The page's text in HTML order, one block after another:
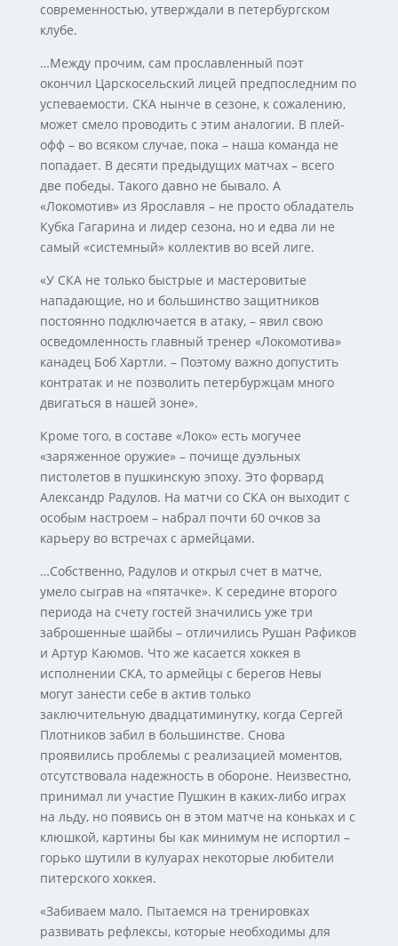
современностью, утверждали в петербургском
клубе.
…Между прочим, сам прославленный поэт
окончил Царскосельский лицей предпоследним по
успеваемости. СКА нынче в сезоне, к сожалению,
может смело проводить с этим аналогии. В плей-
офф – во всяком случае, пока – наша команда не
попадает. В десяти предыдущих матчах – всего
две победы. Такого давно не бывало. А
«Локомотив» из Ярославля – не просто обладатель
Кубка Гагарина и лидер сезона, но и едва ли не
самый «системный» коллектив во всей лиге.
«У СКА не только быстрые и мастеровитые
нападающие, но и большинство защитников
постоянно подключается в атаку, – явил свою
осведомленность главный тренер «Локомотива»
канадец Боб Хартли. – Поэтому важно допустить
контратак и не позволить петербуржцам много
двигаться в нашей зоне».
Кроме того, в составе «Локо» есть могучее
«заряженное оружие» – почище дуэльных
пистолетов в пушкинскую эпоху. Это форвард
Александр Радулов. На матчи со СКА он выходит с
особым настроем – набрал почти 60 очков за
карьеру во встречах с армейцами.
…Собственно, Радулов и открыл счет в матче,
умело сыграв на «пятачке». К середине второго
периода на счету гостей значились уже три
заброшенные шайбы – отличились Рушан Рафиков
и Артур Каюмов. Что же касается хоккея в
исполнении СКА, то армейцы с берегов Невы
могут занести себе в актив только
заключительную двадцатиминутку, когда Сергей
Плотников забил в большинстве. Снова
проявились проблемы с реализацией моментов,
отсутствовала надежность в обороне. Неизвестно,
принимал ли участие Пушкин в каких-либо играх
на льду, но появись он в этом матче на коньках и с
клюшкой, картины бы как минимум не испортил –
горько шутили в кулуарах некоторые любители
питерского хоккея.
«Забиваем мало. Пытаемся на тренировках
развивать рефлексы, которые необходимы для